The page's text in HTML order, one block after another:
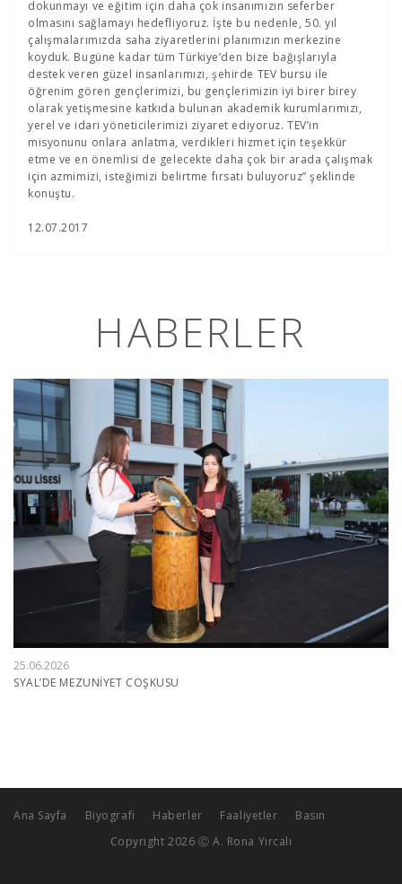
dokunmayı ve eğitim için daha çok insanımızın seferber
olmasını sağlamayı hedefliyoruz. İşte bu nedenle, 50. yıl
çalışmalarımızda saha ziyaretlerini planımızın merkezine
koyduk. Bugüne kadar tüm Türkiye’den bize bağışlarıyla
destek veren güzel insanlarımızı, şehirde TEV bursu ile
öğrenim gören gençlerimizi, bu gençlerimizin iyi birer birey
olarak yetişmesine katkıda bulunan akademik kurumlarımızı,
yerel ve idari yöneticilerimizi ziyaret ediyoruz. TEV’in
misyonunu onlara anlatma, verdikleri hizmet için teşekkür
etme ve en önemlisi de gelecekte daha çok bir arada çalışmak
için azmimizi, isteğimizi belirtme fırsatı buluyoruz” şeklinde
konuştu.
12.07.2017
HABERLER
25.06.2026
SYAL’DE MEZUNİYET COŞKUSU
Ana Sayfa Biyografi Haberler Faaliyetler
Basın
Copyright 2026 Ⓒ A. Rona Yırcalı